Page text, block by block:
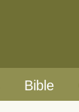
Bible